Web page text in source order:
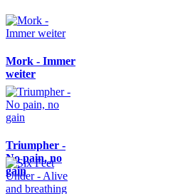
Mork - Immer
weiter
Triumpher -
No pain, no
gain